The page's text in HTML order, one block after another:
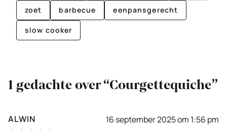
zoet barbecue eenpansgerecht
slow cooker
1 gedachte over “Courgettequiche”
ALWIN 16 september 2025 om 1:56 pm